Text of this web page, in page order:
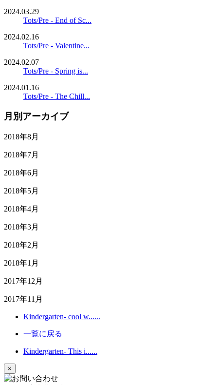
2024.03.29
Tots/Pre - End of Sc...
2024.02.16
Tots/Pre - Valentine...
2024.02.07
Tots/Pre - Spring is...
2024.01.16
Tots/Pre - The Chill...
月別アーカイブ
2018年8月
2018年7月
2018年6月
2018年5月
2018年4月
2018年3月
2018年2月
2018年1月
2017年12月
2017年11月
Kindergarten- cool w......
一覧に戻る
Kindergarten- This i......
×